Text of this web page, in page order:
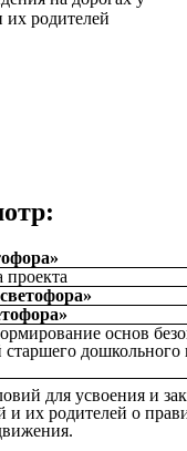
их родителей
основ
дошкольного
для усвоения и
и их родителей о